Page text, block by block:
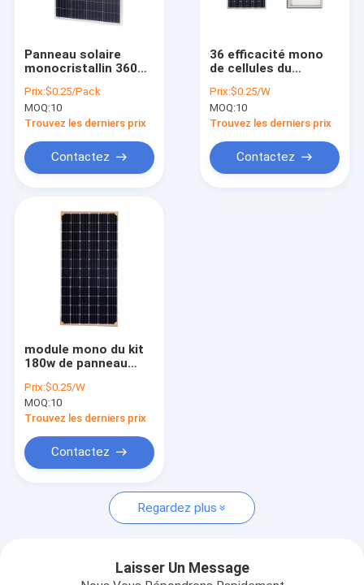
Visite d'usine
nouvelles
Tous les cas
Système solaire électrique
Réseau solaire
Système portatif solaire
Batterie solaire de cycle profond
Lithium Ion Solar Battery
Batteries solaires de lithium
Inverseur solaire de ménage
Panneau solaire de cellules mono
Panneau solaire
monocristallin 360w
PERC 1000W
Prix:$0.25/Pack
MOQ:10
Trouvez les derniers prix
Contactez
36 efficacité mono
de cellules du
17.85V 20% de
cellules des cellules
180w
Prix:$0.25/W
MOQ:10
Trouvez les derniers prix
Contactez
module mono du kit
180w de panneau
170w 150w
Prix:$0.25/W
MOQ:10
Trouvez les derniers prix
Contactez
Regardez plus
Laisser Un Message